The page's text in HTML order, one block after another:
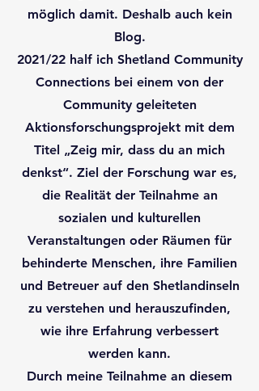
möglich damit. Deshalb auch kein
Blog.
2021/22 half ich Shetland Community
Connections bei einem von der
Community geleiteten
Aktionsforschungsprojekt mit dem
Titel „Zeig mir, dass du an mich
denkst“. Ziel der Forschung war es,
die Realität der Teilnahme an
sozialen und kulturellen
Veranstaltungen oder Räumen für
behinderte Menschen, ihre Familien
und Betreuer auf den Shetlandinseln
zu verstehen und herauszufinden,
wie ihre Erfahrung verbessert
werden kann.
Durch meine Teilnahme an diesem